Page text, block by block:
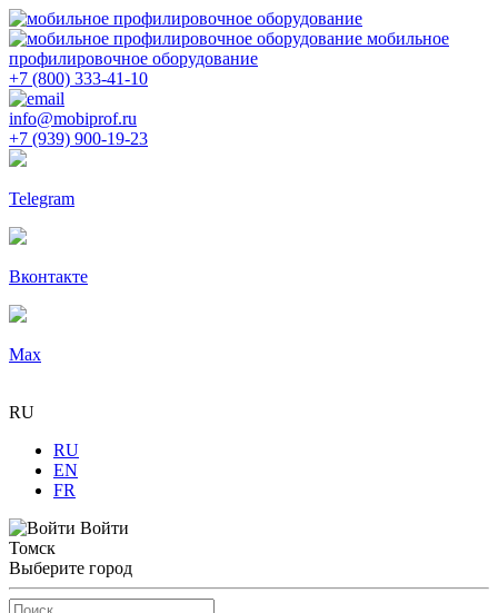
мобильное
профилировочное оборудование
+7 (800) 333-41-10
info@mobiprof.ru
+7 (939) 900-19-23
Telegram
Вконтакте
Max
RU
RU
EN
FR
Войти
Томск
Выберите город